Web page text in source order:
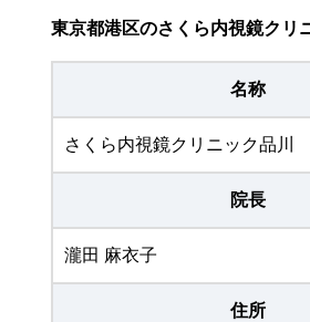
東京都港区のさくら内視鏡ク
名称
さくら内視鏡クリニック品川
院長
瀧田 麻衣子
住所